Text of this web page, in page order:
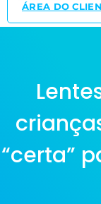
ÁREA DO
“certa”